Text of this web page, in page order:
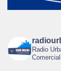
Radio